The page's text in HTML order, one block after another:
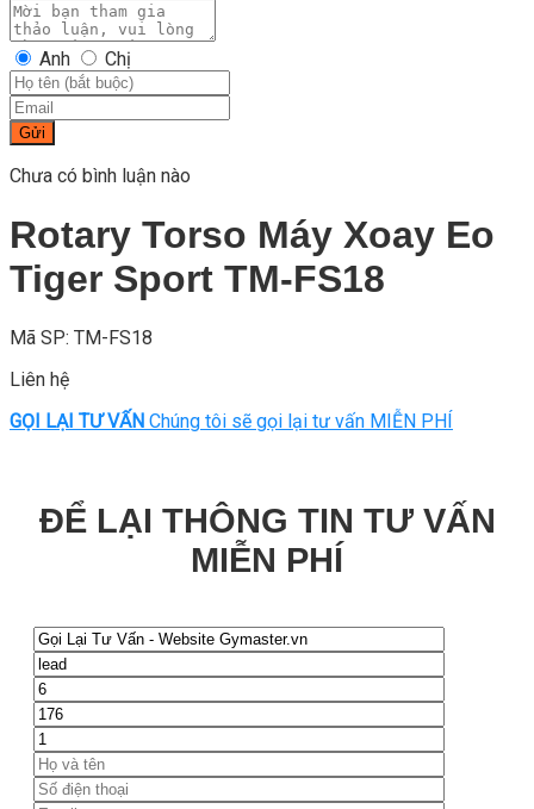
Anh Chị
Gửi
Chưa có bình luận nào
Rotary Torso Máy Xoay Eo
Tiger Sport TM-FS18
Mã SP: TM-FS18
Liên hệ
GỌI LẠI TƯ VẤN Chúng tôi sẽ gọi lại tư vấn MIỄN PHÍ
ĐỂ LẠI THÔNG TIN TƯ VẤN
MIỄN PHÍ